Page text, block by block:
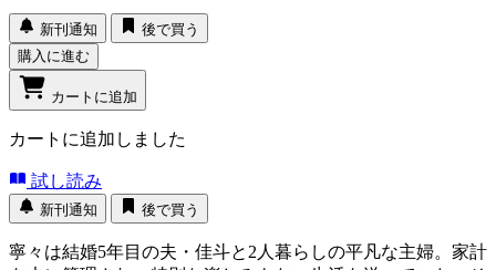
新刊通知
後で買う
購入に進む
カートに追加
カートに追加しました
試し読み
新刊通知 後で買う
寧々は結婚5年目の夫・佳斗と2人暮らしの平凡な主婦。家計